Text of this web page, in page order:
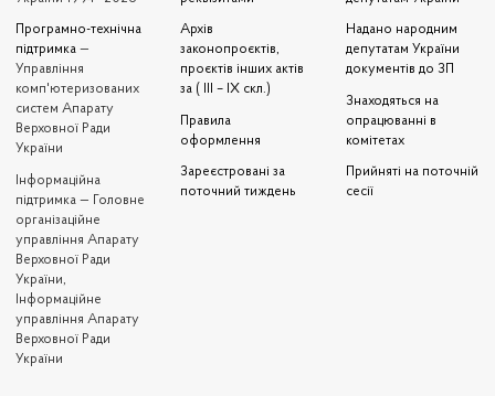
Програмно-технічна
підтримка —
Управління
комп'ютеризованих
систем Апарату
Верховної Ради
України
Iнформаційна
підтримка — Головне
організаційне
управління Апарату
Верховної Ради
України,
Інформаційне
управління Апарату
Верховної Ради
України
Архів
законопроєктів,
проєктів інших актів
за ( III – IX скл.)
Правила
оформлення
Зареєстровані за
поточний тиждень
Надано народним
депутатам України
документів до ЗП
Знаходяться на
опрацюванні в
комітетах
Прийняті на поточній
сесії